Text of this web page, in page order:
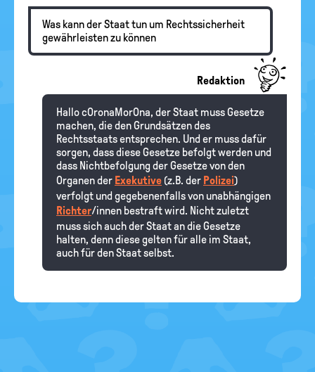
Was kann der Staat tun um Rechtssicherheit
gewährleisten zu können
Redaktion
Hallo cOronaMorOna, der Staat muss Gesetze
machen, die den Grundsätzen des
Rechtsstaats entsprechen. Und er muss dafür
sorgen, dass diese Gesetze befolgt werden und
dass Nichtbefolgung der Gesetze von den
Organen der Exekutive (z.B. der Polizei)
verfolgt und gegebenenfalls von unabhängigen
Richter/innen bestraft wird. Nicht zuletzt
muss sich auch der Staat an die Gesetze
halten, denn diese gelten für alle im Staat,
auch für den Staat selbst.